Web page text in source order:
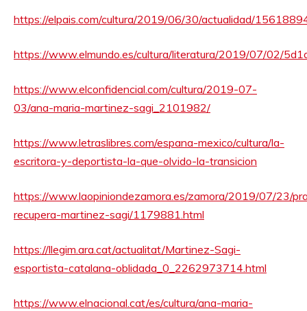
https://elpais.com/cultura/2019/06/30/actualidad/
https://www.elmundo.es/cultura/literatura/2019/07/02/
https://www.elconfidencial.com/cultura/2019-07-
03/ana-maria-martinez-sagi_2101982/
https://www.letraslibres.com/espana-mexico/cultura/la-
escritora-y-deportista-la-que-olvido-la-transicion
https://www.laopiniondezamora.es/zamora/2019/07/23/
recupera-martinez-sagi/1179881.html
https://llegim.ara.cat/actualitat/Martinez-Sagi-
esportista-catalana-oblidada_0_2262973714.html
https://www.elnacional.cat/es/cultura/ana-maria-